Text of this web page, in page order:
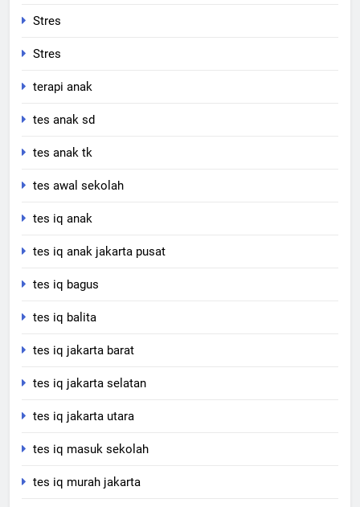
Stres
Stres
terapi anak
tes anak sd
tes anak tk
tes awal sekolah
tes iq anak
tes iq anak jakarta pusat
tes iq bagus
tes iq balita
tes iq jakarta barat
tes iq jakarta selatan
tes iq jakarta utara
tes iq masuk sekolah
tes iq murah jakarta